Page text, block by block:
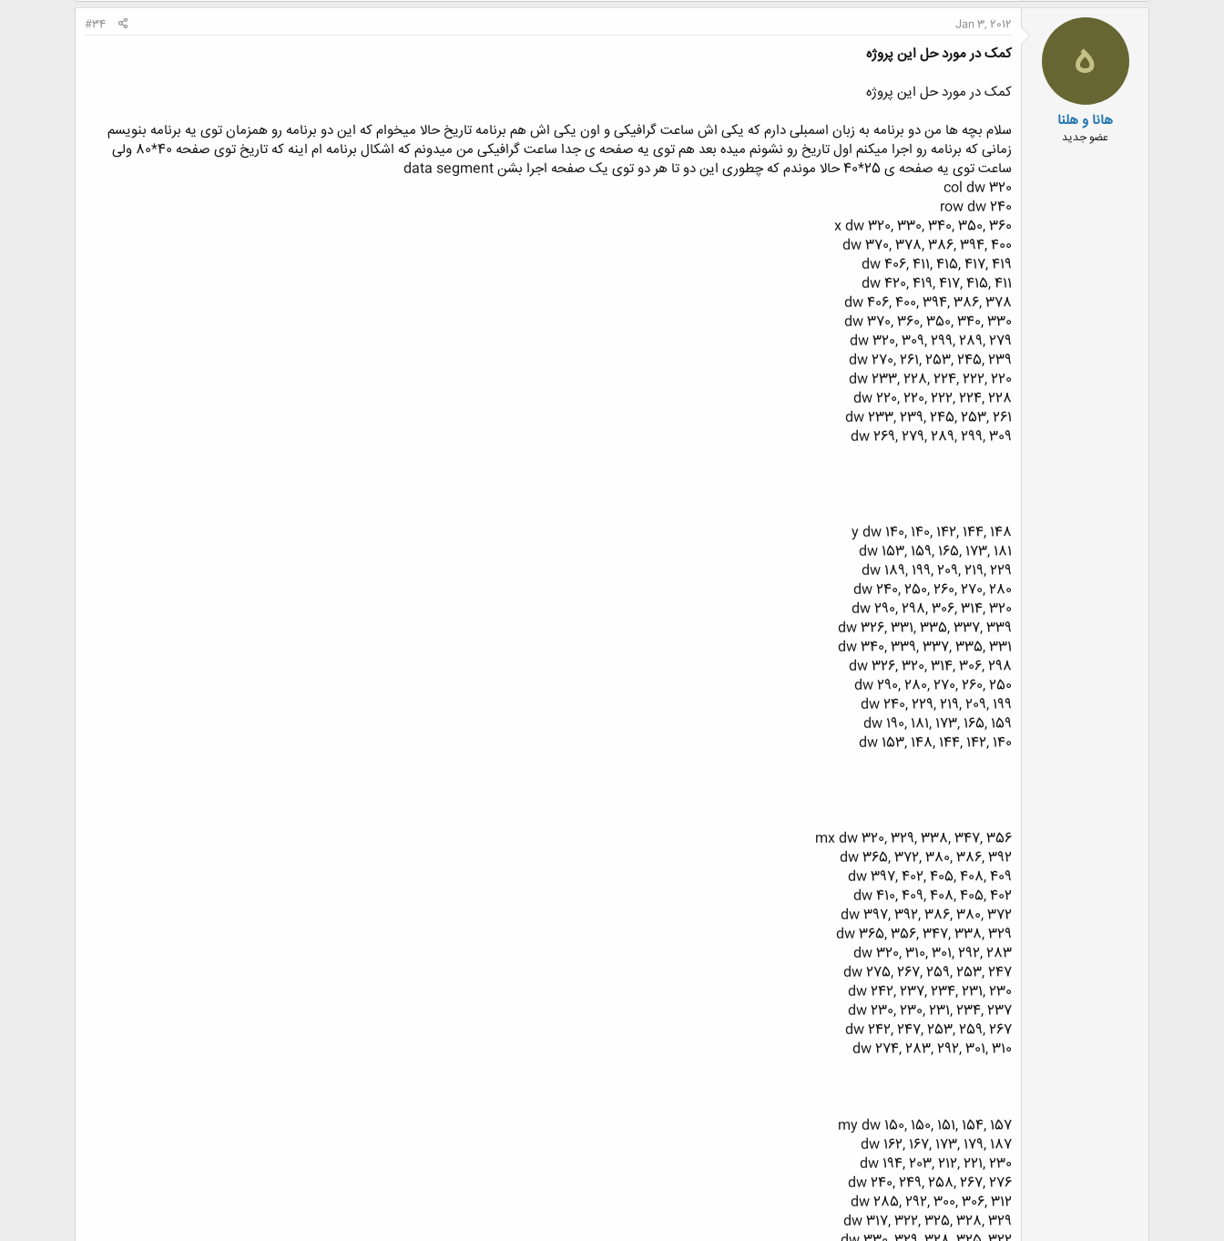
ه
هانا و هلنا
عضو جدید
Jan 3, 2012
#34
کمک در مورد حل این پروژه
کمک در مورد حل این پروژه
سلام بچه ها من دو برنامه به زبان اسمبلی دارم که یکی اش ساعت گرافیکی و اون یکی اش هم برنامه تاریخ حالا میخوام که این دو برنامه رو همزمان توی یه برنامه بنویسم
زمانی که برنامه رو اجرا میکنم اول تاریخ رو نشونم میده بعد هم توی یه صفحه ی جدا ساعت گرافیکی من میدونم که اشکال برنامه ام اینه که تاریخ توی صفحه 40*80 ولی
ساعت توی یه صفحه ی 25*40 حالا موندم که چطوری این دو تا هر دو توی یک صفحه اجرا بشن data segment
col dw 320
row dw 240
x dw 320, 330, 340, 350, 360
dw 370, 378, 386, 394, 400
dw 406, 411, 415, 417, 419
dw 420, 419, 417, 415, 411
dw 406, 400, 394, 386, 378
dw 370, 360, 350, 340, 330
dw 320, 309, 299, 289, 279
dw 270, 261, 253, 245, 239
dw 233, 228, 224, 222, 220
dw 220, 220, 222, 224, 228
dw 233, 239, 245, 253, 261
dw 269, 279, 289, 299, 309
y dw 140, 140, 142, 144, 148
dw 153, 159, 165, 173, 181
dw 189, 199, 209, 219, 229
dw 240, 250, 260, 270, 280
dw 290, 298, 306, 314, 320
dw 326, 331, 335, 337, 339
dw 340, 339, 337, 335, 331
dw 326, 320, 314, 306, 298
dw 290, 280, 270, 260, 250
dw 240, 229, 219, 209, 199
dw 190, 181, 173, 165, 159
dw 153, 148, 144, 142, 140
mx dw 320, 329, 338, 347, 356
dw 365, 372, 380, 386, 392
dw 397, 402, 405, 408, 409
dw 410, 409, 408, 405, 402
dw 397, 392, 386, 380, 372
dw 365, 356, 347, 338, 329
dw 320, 310, 301, 292, 283
dw 275, 267, 259, 253, 247
dw 242, 237, 234, 231, 230
dw 230, 230, 231, 234, 237
dw 242, 247, 253, 259, 267
dw 274, 283, 292, 301, 310
my dw 150, 150, 151, 154, 157
dw 162, 167, 173, 179, 187
dw 194, 203, 212, 221, 230
dw 240, 249, 258, 267, 276
dw 285, 292, 300, 306, 312
dw 317, 322, 325, 328, 329